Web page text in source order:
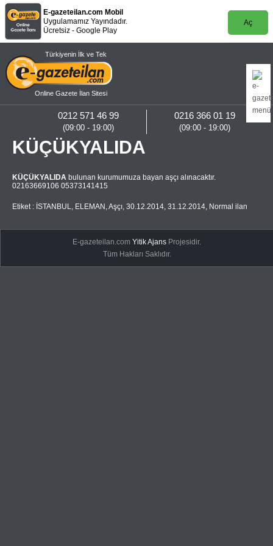
E-gazeteilan.com Mobil
Uygulamamız Yayındadır.
Ücretsiz - Google Play
Aç
Türkiyenin İlk ve Tek
Online Gazete İlan Sitesi
0216 366 01 19
(09:00 - 19:00)
0212 571 46 99
(09:00 - 19:00)
KÜÇÜKYALIDA
KÜÇÜKYALIDA bulunan kurumumuza bayan aşçı alınacaktır.
02163669106 05373141415
Etiket : İSTANBUL, ELEMAN ,Aşçı, 30.12.2014, 31.12.2014, Normal ilan
E-gazeteilan.comYitik Ajans Projesidir.
Tüm Hakları Saklıdır.